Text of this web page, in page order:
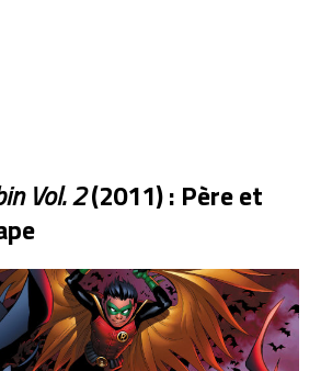
Vol. 2(2011) : Père et